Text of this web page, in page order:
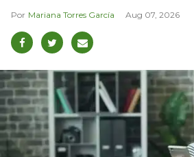
Mariana Torres García Aug 07, 2026